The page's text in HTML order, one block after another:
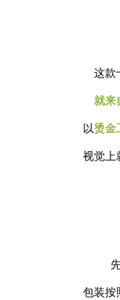
这款
就来
以烫金
视觉上
包装按